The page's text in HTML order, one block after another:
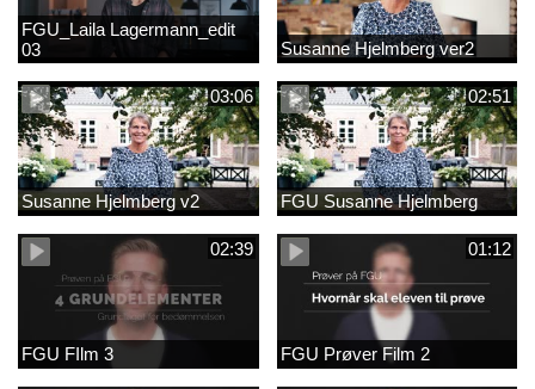
FGU_Laila Lagermann_edit
03
Susanne Hjelmberg ver2
03:06
Susanne Hjelmberg v2
02:51
FGU Susanne Hjelmberg
02:39
FGU FIlm 3
01:12
FGU Prøver Film 2